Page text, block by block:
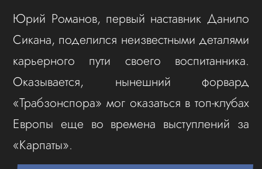
Юрий Романов, первый наставник Данило
Сикана, поделился неизвестными деталями
карьерного пути своего воспитанника.
Оказывается, нынешний форвард
«Трабзонспора» мог оказаться в топ-клубах
Европы еще во времена выступлений за
«Карпаты».